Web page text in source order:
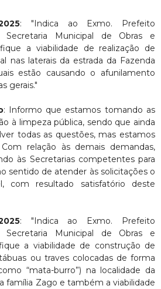
: "Indica ao Exmo. Prefeito
Secretaria Municipal de Obras e
a viabilidade de realização de
nas laterais da estrada da Fazenda
estão causando o afunilamento
gerais."
: Informo que estamos tomando as
à limpeza pública, sendo que ainda
todas as questões, mas estamos
relação às demais demandas,
às Secretarias competentes para
sentido de atender às solicitações o
com resultado satisfatório deste
: "Indica ao Exmo. Prefeito
Secretaria Municipal de Obras e
a viabilidade de construção de
ou traves colocadas de forma
“mata-burro”) na localidade da
família Zago e também a viabilidade